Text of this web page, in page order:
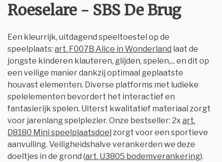
Roeselare - SBS De Brug
Een kleurrijk, uitdagend speeltoestel op de
speelplaats: art. F007B Alice in Wonderland laat de
jongste kinderen klauteren, glijden, spelen,... en dit op
een veilige manier dankzij optimaal geplaatste
houvast elementen. Diverse platforms met ludieke
spelelementen bevordert het interactief en
fantasierijk spelen. Uiterst kwalitatief materiaal zorgt
voor jarenlang spelplezier. Onze bestseller: 2x art.
D8180 Mini speelplaatsdoel zorgt voor een sportieve
aanvulling. Veiligheidshalve verankerden we deze
doeltjes in de grond (art. U3805 bodemverankering).